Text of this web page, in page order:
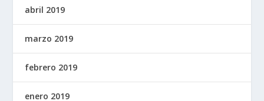
abril 2019
marzo 2019
febrero 2019
enero 2019